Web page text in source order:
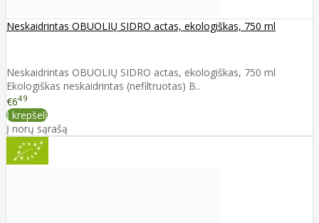
Neskaidrintas OBUOLIŲ SIDRO actas, ekologiškas, 750 ml
Neskaidrintas OBUOLIŲ SIDRO actas, ekologiškas, 750 ml
Ekologiškas neskaidrintas (nefiltruotas) B..
€649
Į krepšelį
Į norų sąrašą